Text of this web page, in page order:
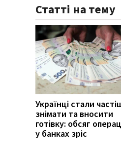
Статті на тему
Українці стали
знімати та вносити
готівку: обсяг
у банках зріс